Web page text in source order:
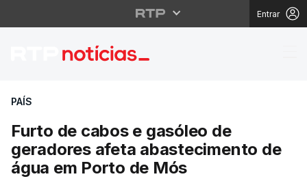
Entrar
Furto de cabos e
PAÍS
Furto de cabos e gasóleo de
geradores afeta abastecimento de
água em Porto de Mós